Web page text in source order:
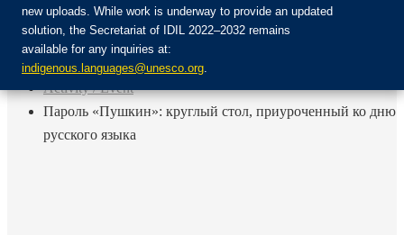
Login
FR
ES
RU
Home
Activity / Event
Пароль «Пушкин»: круглый стол, приуроченный ко дню
русского языка
new uploads. While work is underway to provide an updated
solution, the Secretariat of IDIL 2022–2032 remains
available for any inquiries at:
indigenous.languages@unesco.org.